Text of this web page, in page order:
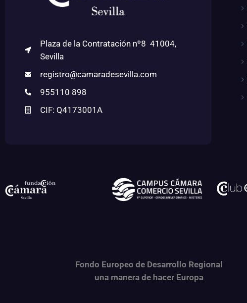
Plaza de la Contratación nº8 41004,
Sevilla
registro@camaradesevilla.com
955110 898
CIF: Q4173001A
Fondo Europeo de Desarrollo Regional
una manera de hacer Europa